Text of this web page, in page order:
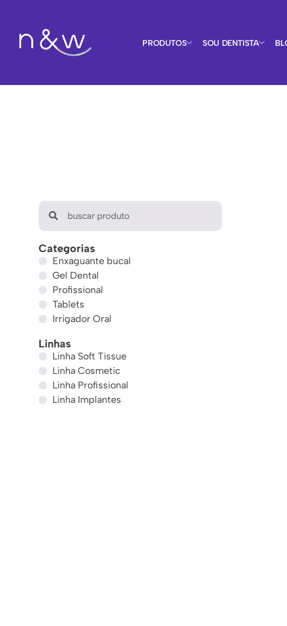
PRODUTOS SOU DENTISTA
Categorias
Enxaguante bucal
Gel Dental
Profissional
Tablets
Irrigador Oral
Linhas
Linha Soft Tissue
Linha Cosmetic
Linha Profissional
Linha Implantes